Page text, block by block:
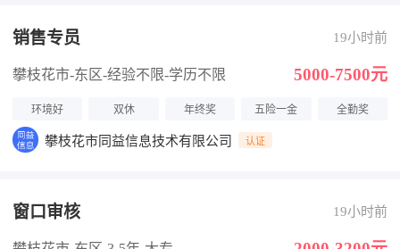
销售专员 19小时前
攀枝花市-东区-经验不限-学历不限 5000-7500元
环境好 双休 年终奖 五险一金 全勤奖
攀枝花市同益信息技术有限公司 认证
窗口审核 19小时前